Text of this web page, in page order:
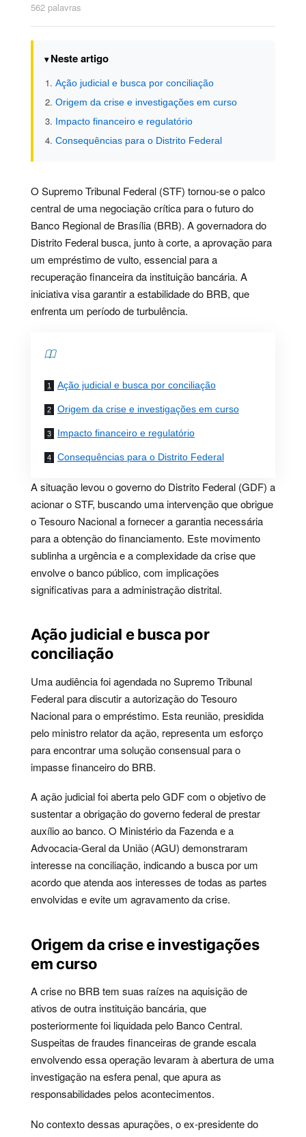
562 palavras
Neste artigo
Ação judicial e busca por conciliação
Origem da crise e investigações em curso
Impacto financeiro e regulatório
Consequências para o Distrito Federal
O Supremo Tribunal Federal (STF) tornou-se o palco
central de uma negociação crítica para o futuro do
Banco Regional de Brasília (BRB). A governadora do
Distrito Federal busca, junto à corte, a aprovação para
um empréstimo de vulto, essencial para a
recuperação financeira da instituição bancária. A
iniciativa visa garantir a estabilidade do BRB, que
enfrenta um período de turbulência.
Ação judicial e busca por conciliação
Origem da crise e investigações em curso
Impacto financeiro e regulatório
Consequências para o Distrito Federal
A situação levou o governo do Distrito Federal (GDF) a
acionar o STF, buscando uma intervenção que obrigue
o Tesouro Nacional a fornecer a garantia necessária
para a obtenção do financiamento. Este movimento
sublinha a urgência e a complexidade da crise que
envolve o banco público, com implicações
significativas para a administração distrital.
Ação judicial e busca por
conciliação
Uma audiência foi agendada no Supremo Tribunal
Federal para discutir a autorização do Tesouro
Nacional para o empréstimo. Esta reunião, presidida
pelo ministro relator da ação, representa um esforço
para encontrar uma solução consensual para o
impasse financeiro do BRB.
A ação judicial foi aberta pelo GDF com o objetivo de
sustentar a obrigação do governo federal de prestar
auxílio ao banco. O Ministério da Fazenda e a
Advocacia-Geral da União (AGU) demonstraram
interesse na conciliação, indicando a busca por um
acordo que atenda aos interesses de todas as partes
envolvidas e evite um agravamento da crise.
Origem da crise e investigações
em curso
A crise no BRB tem suas raízes na aquisição de
ativos de outra instituição bancária, que
posteriormente foi liquidada pelo Banco Central.
Suspeitas de fraudes financeiras de grande escala
envolvendo essa operação levaram à abertura de uma
investigação na esfera penal, que apura as
responsabilidades pelos acontecimentos.
No contexto dessas apurações, o ex-presidente do